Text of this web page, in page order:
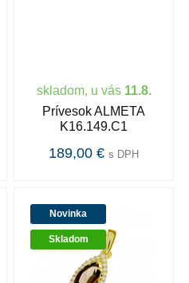
skladom, u vás 11.8.
Prívesok ALMETA
K16.149.C1
189,00 € s DPH
Novinka
Skladom